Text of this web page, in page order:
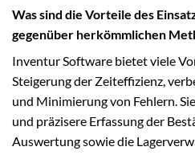
Was sind die Vorteile des
gegenüber herkömmlichen
Inventur Software bietet viele
Steigerung der Zeiteffizienz,
und Minimierung von Fehlern.
und präzisere Erfassung der
Auswertung sowie die